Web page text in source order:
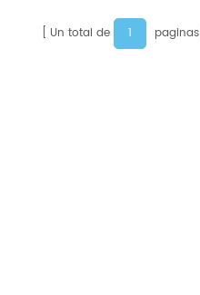
Un total de 1 paginas